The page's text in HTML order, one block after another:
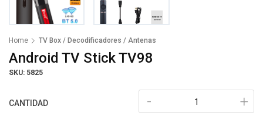
Home TV Box / Decodificadores / Antenas
Android TV Stick TV98
SKU: 5825
CANTIDAD +
-